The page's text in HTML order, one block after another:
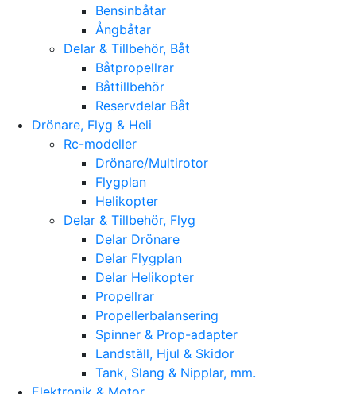
Bensinbåtar
Ångbåtar
Delar & Tillbehör, Båt
Båtpropellrar
Båttillbehör
Reservdelar Båt
Drönare, Flyg & Heli
Rc-modeller
Drönare/Multirotor
Flygplan
Helikopter
Delar & Tillbehör, Flyg
Delar Drönare
Delar Flygplan
Delar Helikopter
Propellrar
Propellerbalansering
Spinner & Prop-adapter
Landställ, Hjul & Skidor
Tank, Slang & Nipplar, mm.